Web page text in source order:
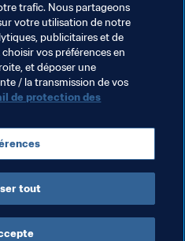
il faut s’attendre à ce que les
2018 entament la
avec une énergie
trafic. Nous partageons
votre utilisation de notre
publicitaires et de
vos préférences en
et déposer une
/ la transmission de vos
de protection des
tout